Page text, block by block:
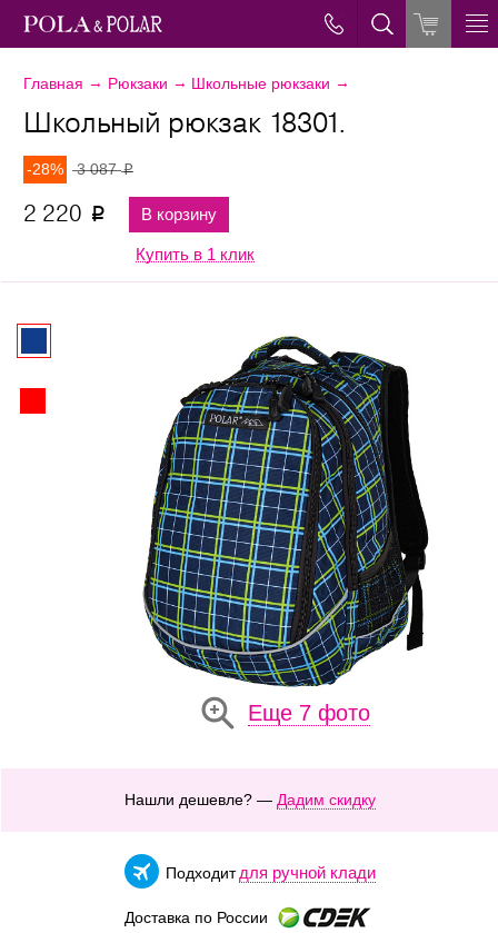
Главная → Рюкзаки → Школьные рюкзаки →
Еще 7 фото
Школьный рюкзак 18301.
-28% 3 087p
2 220 p В корзину
Купить в 1 клик
Нашли дешевле? — Дадим скидку
Подходит для ручной клади
Доставка по России